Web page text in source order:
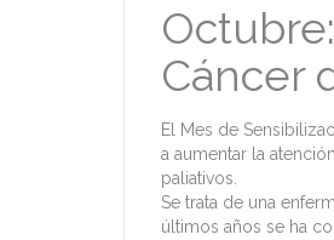
Cáncer
El Mes de
a aumentar la
paliativos.
Se trata de una
últimos años se ha